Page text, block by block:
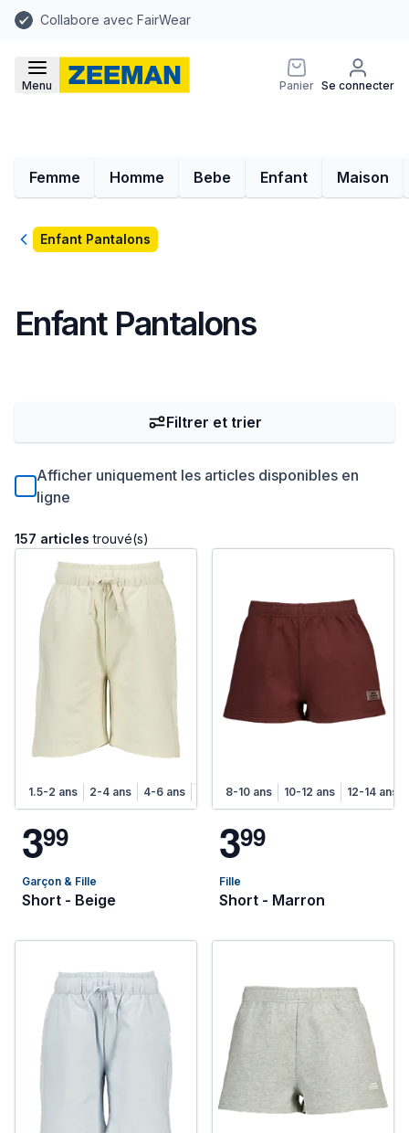
Collabore avec FairWear
Menu Panier Se connecter
Femme Homme Bebe Enfant Maison
RetourEnfant Pantalons
Enfant Pantalons
Afficher uniquement les articles disponibles en
ligne
157 articles trouvé(s)
Filtrer et trier
1.5-2 ans 2-4 ans 4-6 ans 6-8 ans
399
Garçon & Fille
Short - Beige
8-10 ans 10-12 ans 12-14 ans
399
Fille
Short - Marron